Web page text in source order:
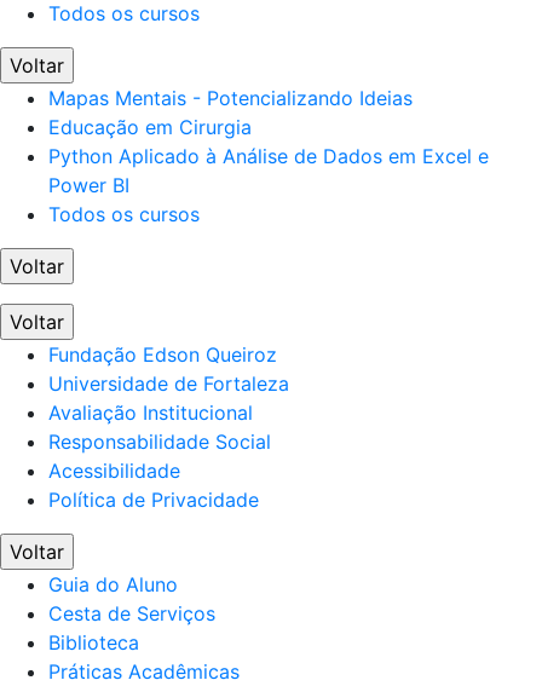
Todos os cursos
Voltar
Mapas Mentais - Potencializando Ideias
Educação em Cirurgia
Python Aplicado à Análise de Dados em Excel e
Power BI
Todos os cursos
Voltar
Voltar
Fundação Edson Queiroz
Universidade de Fortaleza
Avaliação Institucional
Responsabilidade Social
Acessibilidade
Política de Privacidade
Voltar
Guia do Aluno
Cesta de Serviços
Biblioteca
Práticas Acadêmicas